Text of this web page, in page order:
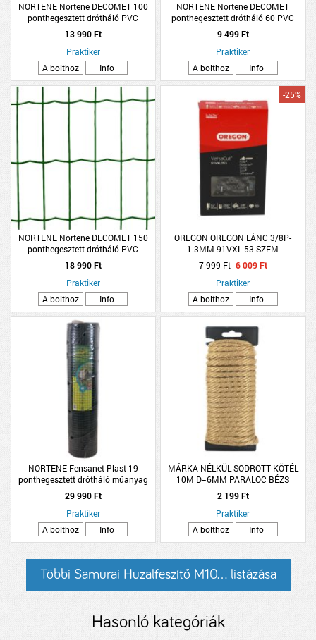
NORTENE Nortene DECOMET 100
ponthegesztett drótháló PVC
bevonattal zöld 1x10m
13 990 Ft
Praktiker
A bolthoz
Info
NORTENE Nortene DECOMET
ponthegesztett drótháló 60 PVC
bevonattal zöld 0,6x10m
9 499 Ft
Praktiker
A bolthoz
Info
NORTENE Nortene DECOMET 150
ponthegesztett drótháló PVC
bevonattal zöld 1,5x10m
18 990 Ft
Praktiker
A bolthoz
Info
OREGON OREGON LÁNC 3/8P-
1.3MM 91VXL 53 SZEM
-25%
7 999 Ft 6 009 Ft
Praktiker
A bolthoz
Info
NORTENE Fensanet Plast 19
ponthegesztett drótháló műanyag
bevonatú zöld 1x25m
29 990 Ft
Praktiker
A bolthoz
Info
MÁRKA NÉLKÜL SODROTT KÖTÉL
10M D=6MM PARALOC BÉZS
2 199 Ft
Praktiker
A bolthoz
Info
Többi Samurai Huzalfeszítő M10... listázása
Hasonló kategóriák